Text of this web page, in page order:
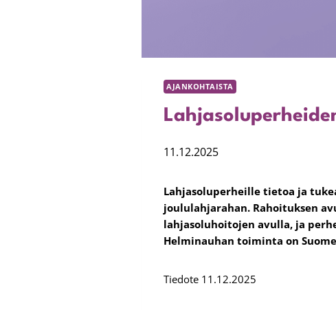
AJANKOHTAISTA
11.12.2025
Lahjasoluperheille tietoa ja
joululahjarahan. Rahoituksen
lahjasoluhoitojen avulla, ja
Helminauhan toiminta on
Tiedote 11.12.2025